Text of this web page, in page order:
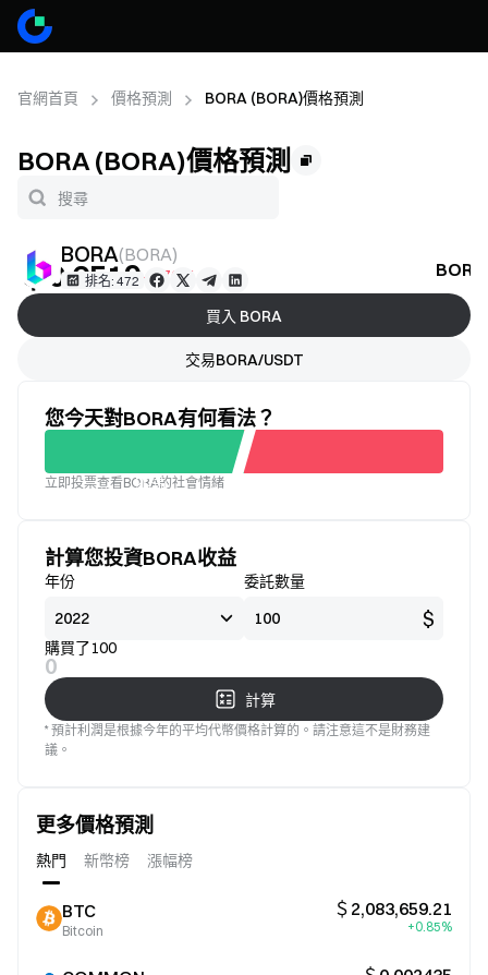
官網首頁 價格預測 BORA (BORA)價格預測
BORA (BORA)價格預測
BORA(BORA)
排名: 472
＄0.6519-3.76%
買入 BORA
交易BORA/USDT
您今天對BORA有何看法？
標準
不滿
立即投票查看BORA的社會情緒
計算您投資BORA收益
年份 委託數量
$
購買了100
0
計算
* 預計利潤是根據今年的平均代幣價格計算的。請注意這不是財務建
議。
更多價格預測
熱門 新幣榜 漲幅榜
BTC
Bitcoin
＄2,083,659.21
+0.85%